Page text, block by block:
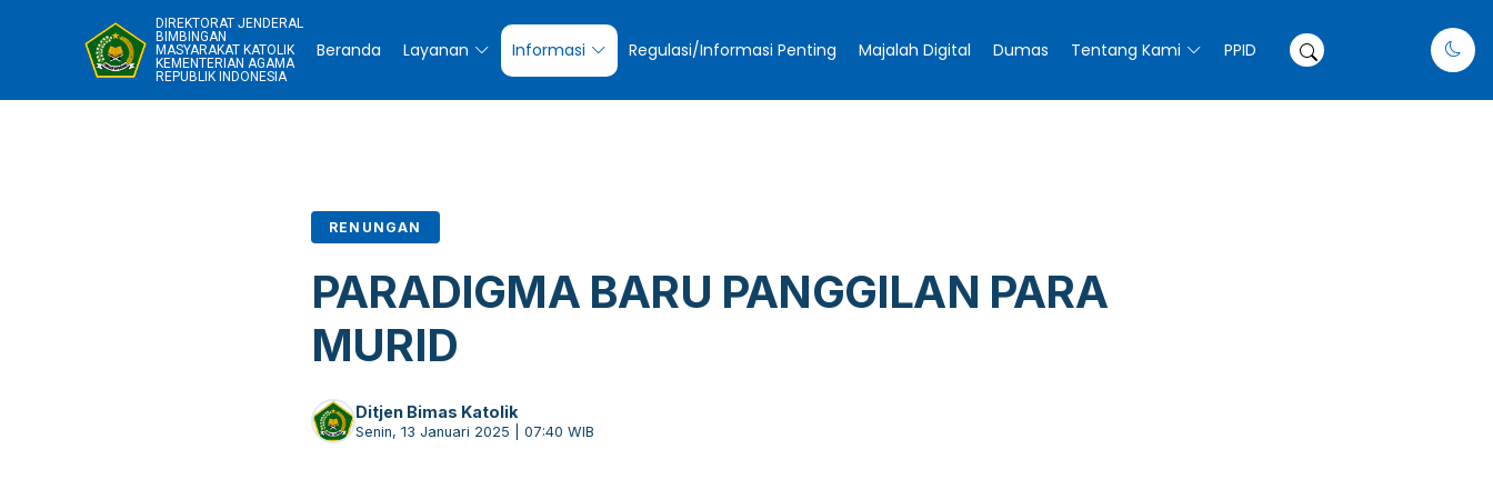
DIREKTORAT JENDERAL
BIMBINGAN
MASYARAKAT KATOLIK
KEMENTERIAN AGAMA
REPUBLIK INDONESIA
Beranda Layanan Informasi Regulasi/Informasi Penting Majalah Digital Dumas Tentang Kami PPID
RENUNGAN
PARADIGMA BARU PANGGILAN PARA
MURID
Ditjen Bimas Katolik
Senin, 13 Januari 2025 | 07:40 WIB